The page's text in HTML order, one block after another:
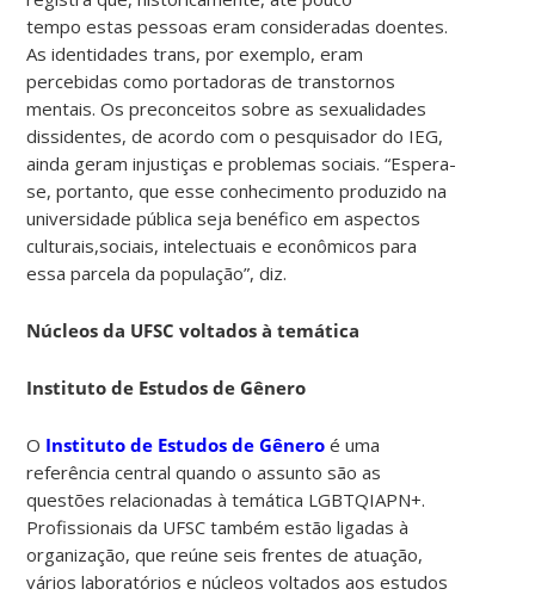
tempo estas pessoas eram consideradas doentes.
As identidades trans, por exemplo, eram
percebidas como portadoras de transtornos
mentais. Os preconceitos sobre as sexualidades
dissidentes, de acordo com o pesquisador do IEG,
ainda geram injustiças e problemas sociais. “Espera-
se, portanto, que esse conhecimento produzido na
universidade pública seja benéfico em aspectos
culturais,sociais, intelectuais e econômicos para
essa parcela da população”, diz.
Núcleos da UFSC voltados à temática
Instituto de Estudos de Gênero
O Instituto de Estudos de Gênero é uma
referência central quando o assunto são as
questões relacionadas à temática LGBTQIAPN+.
Profissionais da UFSC também estão ligadas à
organização, que reúne seis frentes de atuação,
vários laboratórios e núcleos voltados aos estudos